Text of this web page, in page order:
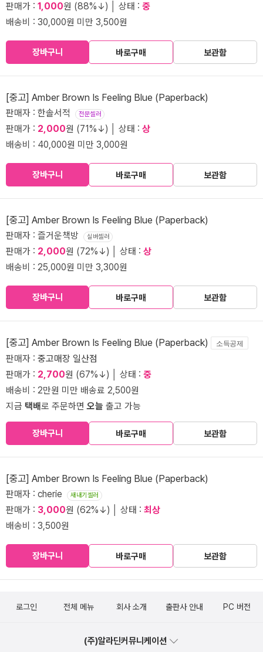
판매가 : 1,000원 (88%↓) │ 상태 : 중
배송비 : 30,000원 미만 3,500원
장바구니 바로구매 보관함
[중고] Amber Brown Is Feeling Blue (Paperback)
판매자 : 한솔서적 전문셀러
판매가 : 2,000원 (71%↓) │ 상태 : 상
배송비 : 40,000원 미만 3,000원
장바구니 바로구매 보관함
[중고] Amber Brown Is Feeling Blue (Paperback)
판매자 : 즐거운책방 실버셀러
판매가 : 2,000원 (72%↓) │ 상태 : 상
배송비 : 25,000원 미만 3,300원
장바구니 바로구매 보관함
[중고] Amber Brown Is Feeling Blue (Paperback) 소득공제
판매자 : 중고매장 일산점
판매가 : 2,700원 (67%↓) │ 상태 : 중
배송비 : 2만원 미만 배송료 2,500원
지금 택배로 주문하면오늘 출고 가능
장바구니 바로구매 보관함
[중고] Amber Brown Is Feeling Blue (Paperback)
판매자 : cherie 새내기셀러
판매가 : 3,000원 (62%↓) │ 상태 : 최상
배송비 : 3,500원
장바구니 바로구매 보관함
로그인 전체 메뉴 회사 소개 출판사 안내 PC 버전
(주)알라딘커뮤니케이션